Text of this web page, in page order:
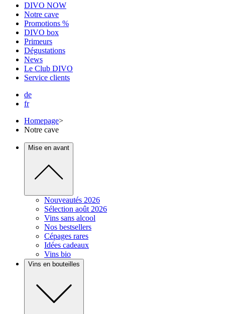
DIVO NOW
Notre cave
Promotions %
DIVO box
Primeurs
Dégustations
News
Le Club DIVO
Service clients
de
fr
Homepage>
Notre cave
Mise en avant
Nouveautés 2026
Sélection août 2026
Vins sans alcool
Nos bestsellers
Cépages rares
Idées cadeaux
Vins bio
Vins en bouteilles